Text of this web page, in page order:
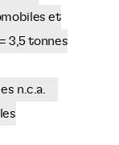
et
3,5 tonnes
n.c.a.